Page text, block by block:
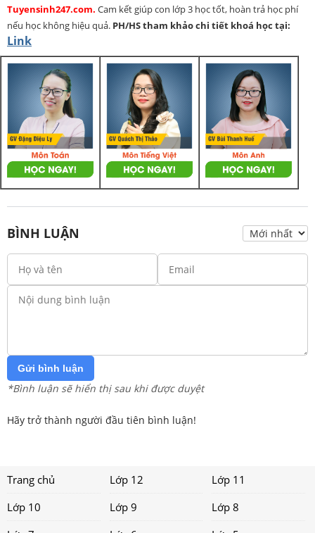
Tuyensinh247.com. Cam kết giúp con lớp 3 học tốt, hoàn trả học phí
nếu học không hiệu quả. PH/HStham khảo chi tiết khoá học tại:
Link
BÌNH LUẬN
Gửi bình luận
*Bình luận sẽ hiển thị sau khi được duyệt
Hãy trở thành người đầu tiên bình luận!
Trang chủ Lớp 12
Lớp 11
Lớp 10
Lớp 9
Lớp 8